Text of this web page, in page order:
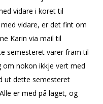
vidare i koret til
vidare, er det fint om
Karin via mail til
semesteret varer fram til
om nokon ikkje vert med
ut dette semesteret
er med på laget, og